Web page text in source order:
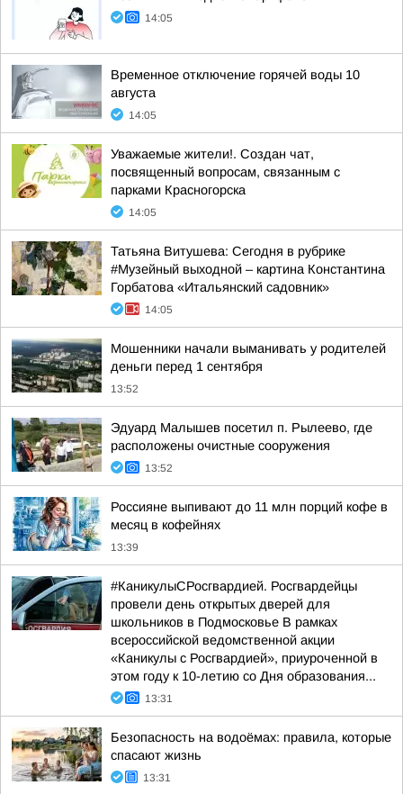
14:05
Временное отключение горячей воды 10
августа
14:05
Уважаемые жители!. Создан чат,
посвященный вопросам, связанным с
парками Красногорска
14:05
Татьяна Витушева: Сегодня в рубрике
#Музейный выходной – картина Константина
Горбатова «Итальянский садовник»
14:05
Мошенники начали выманивать у родителей
деньги перед 1 сентября
13:52
Эдуард Малышев посетил п. Рылеево, где
расположены очистные сооружения
13:52
Россияне выпивают до 11 млн порций кофе в
месяц в кофейнях
13:39
#КаникулыСРосгвардией. Росгвардейцы
провели день открытых дверей для
школьников в Подмосковье В рамках
всероссийской ведомственной акции
«Каникулы с Росгвардией», приуроченной в
этом году к 10-летию со Дня образования...
13:31
Безопасность на водоёмах: правила, которые
спасают жизнь
13:31